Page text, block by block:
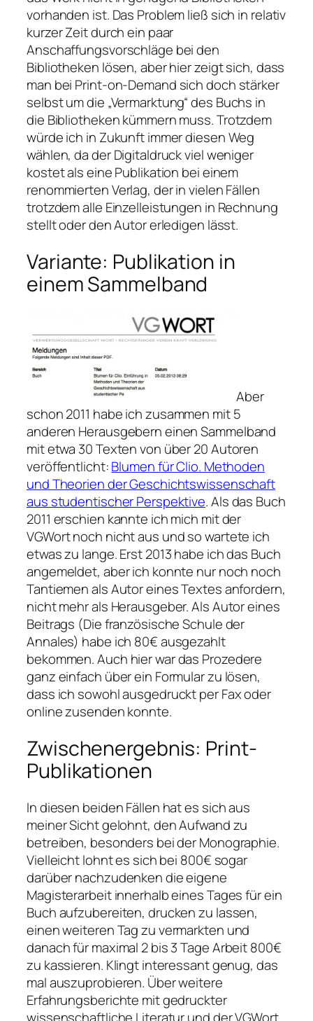
vorhanden ist. Das Problem ließ sich in relativ
kurzer Zeit durch ein paar
Anschaffungsvorschläge bei den
Bibliotheken lösen, aber hier zeigt sich, dass
man bei Print-on-Demand sich doch stärker
selbst um die „Vermarktung“ des Buchs in
die Bibliotheken kümmern muss. Trotzdem
würde ich in Zukunft immer diesen Weg
wählen, da der Digitaldruck viel weniger
kostet als eine Publikation bei einem
renommierten Verlag, der in vielen Fällen
trotzdem alle Einzelleistungen in Rechnung
stellt oder den Autor erledigen lässt.
Variante: Publikation in
einem Sammelband
Aber
schon 2011 habe ich zusammen mit 5
anderen Herausgebern einen Sammelband
mit etwa 30 Texten von über 20 Autoren
veröffentlicht:Blumen für Clio. Methoden
und Theorien der Geschichtswissenschaft
aus studentischer Perspektive. Als das Buch
2011 erschien kannte ich mich mit der
VGWort noch nicht aus und so wartete ich
etwas zu lange. Erst 2013 habe ich das Buch
angemeldet, aber ich konnte nur noch noch
Tantiemen als Autor eines Textes anfordern,
nicht mehr als Herausgeber. Als Autor eines
Beitrags (Die französische Schule der
Annales) habe ich 80€ ausgezahlt
bekommen. Auch hier war das Prozedere
ganz einfach über ein Formular zu lösen,
dass ich sowohl ausgedruckt per Fax oder
online zusenden konnte.
Zwischenergebnis: Print-
Publikationen
In diesen beiden Fällen hat es sich aus
meiner Sicht gelohnt, den Aufwand zu
betreiben, besonders bei der Monographie.
Vielleicht lohnt es sich bei 800€ sogar
darüber nachzudenken die eigene
Magisterarbeit innerhalb eines Tages für ein
Buch aufzubereiten, drucken zu lassen,
einen weiteren Tag zu vermarkten und
danach für maximal 2 bis 3 Tage Arbeit 800€
zu kassieren. Klingt interessant genug, das
mal auszuprobieren. Über weitere
Erfahrungsberichte mit gedruckter
wissenschaftliche Literatur und der VGWort